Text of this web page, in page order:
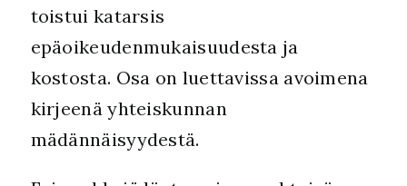
toistui katarsis
epäoikeudenmukaisuudesta ja
kostosta. Osa on luettavissa avoimena
kirjeenä yhteiskunnan
mädännäisyydestä.